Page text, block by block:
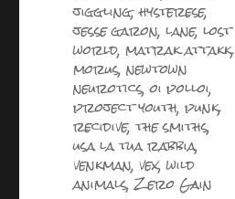
jiggling,hysterese,
jesse garon,lane,lost
world,matrak attakk,
morus,newtown
neurotics,oi polloi,
project youth,punk,
recidive,the smiths,
usa la tua rabbia,
venkman,vex,wild
animals,Zero Gain